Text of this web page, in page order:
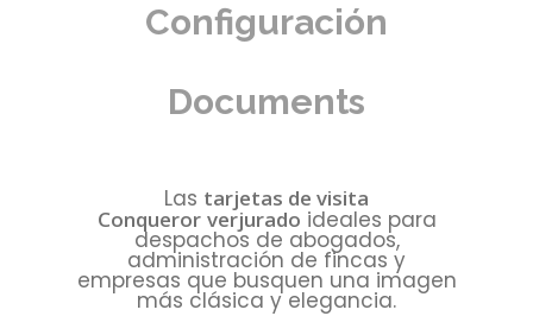
Configuración
Documents
Las tarjetas de visita
Conqueror verjurado ideales para
despachos de abogados,
administración de fincas y
empresas que busquen una imagen
más clásica y elegancia.